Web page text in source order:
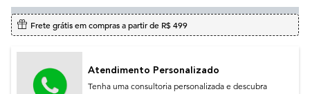
Frete grátis em compras a partir de R$ 499
Atendimento Personalizado
Tenha uma consultoria personalizada e descubra